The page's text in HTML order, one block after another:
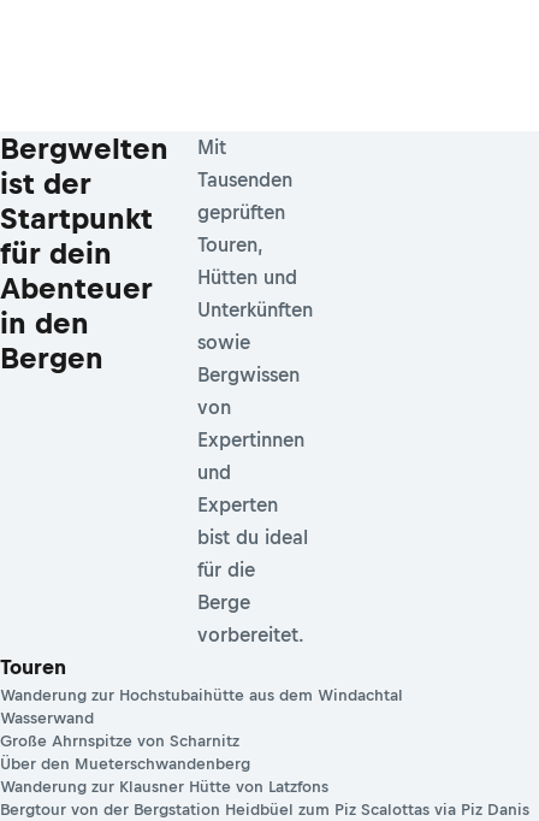
Bergwelten
ist der
Startpunkt
für dein
Abenteuer
in den
Bergen
Mit
Tausenden
geprüften
Touren,
Hütten und
Unterkünften
sowie
Bergwissen
von
Expertinnen
und
Experten
bist du ideal
für die
Berge
vorbereitet.
Touren
Wanderung zur Hochstubaihütte aus dem Windachtal
Wasserwand
Große Ahrnspitze von Scharnitz
Über den Mueterschwandenberg
Wanderung zur Klausner Hütte von Latzfons
Bergtour von der Bergstation Heidbüel zum Piz Scalottas via Piz Danis